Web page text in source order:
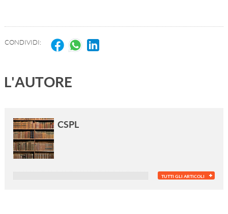
CONDIVIDI:
L'AUTORE
CSPL
TUTTI GLI ARTICOLI